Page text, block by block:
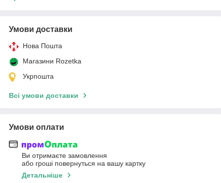
Умови доставки
Нова Пошта
Магазини Rozetka
Укрпошта
Всі умови доставки
Умови оплати
Ви отримаєте замовлення
або гроші повернуться на вашу картку
Детальніше